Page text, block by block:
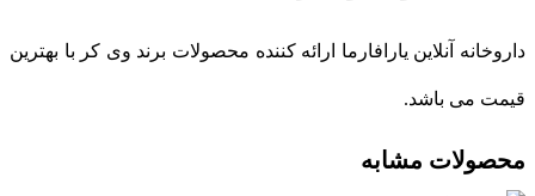
داروخانه آنلاین یارافارما ارائه کننده محصولات برند وی کر با بهترین
قیمت می باشد.
محصولات مشابه